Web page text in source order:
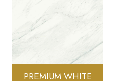
PREMIUM WHITE